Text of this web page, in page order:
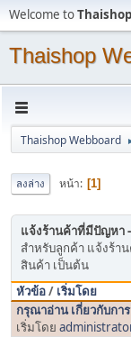
Welcome to
Thaishop
Thaishop Webboard
ลงล่าง หน้า 1
แจ้งร้านค้าที่มีปัญหา
สำหรับลูกค้า แจ้งร้า
สินค้า เป็นต้น
หัวข้อ/ เริ่มโดย
กรุณาอ่าน เกี่ยวกับก
เริ่มโดย